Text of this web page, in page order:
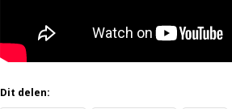
Dit delen: